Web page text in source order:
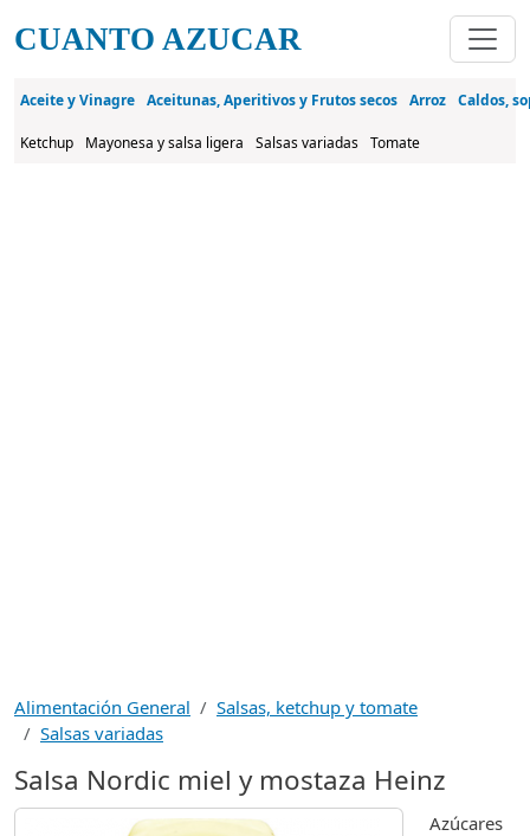
Pasar al contenido principal
CUANTO AZUCAR
Aceite y Vinagre Aceitunas, Aperitivos y Frutos secos Arroz Caldos,
Ketchup Mayonesa y salsa ligera Salsas variadas Tomate
Alimentación General
Salsas, ketchup y tomate
Salsas variadas
Salsa Nordic miel y mostaza Heinz
Azúcares